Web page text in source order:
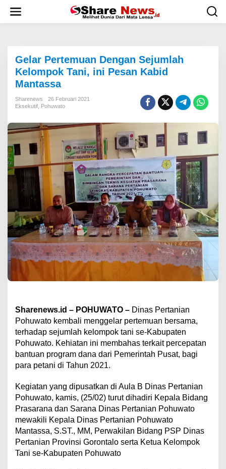
w
Gelar Pertemuan Dengan Sejumlah
Kelompok Tani, ini Pesan Kabid
Mantassa
Sharenews
26 Februari 2021
Eksekutif Pohuwato
Sharenews.id – POHUWATO – Dinas Pertanian
Pohuwato kembali menggelar pertemuan bersama,
terhadap sejumlah kelompok tani se-Kabupaten
Pohuwato. Kehiatan ini membahas terkait percepatan
bantuan program dana dari Pemerintah Pusat, bagi
para petani di Tahun 2021.
Kegiatan yang dipusatkan di Aula B Dinas Pertanian
Pohuwato, kamis, (25/02) turut dihadiri Kepala Bidang
Prasarana dan Sarana Dinas Pertanian Pohuwato
mewakili Kepala Dinas Pertanian Pohuwato
Mantassa, S.ST., MM, Perwakilan Bidang PSP Dinas
Pertanian Provinsi Gorontalo serta Ketua Kelompok
Tani se-Kabupaten Pohuwato